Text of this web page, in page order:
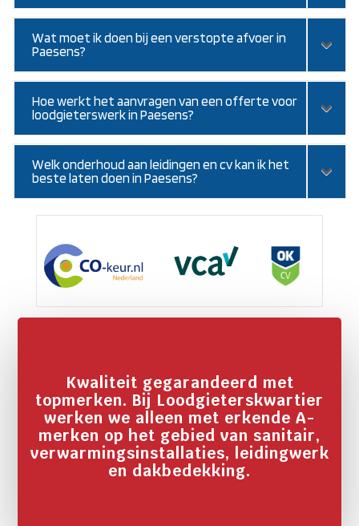
Wat moet ik doen bij een verstopte afvoer in
Paesens?
Hoe werkt het aanvragen van een offerte voor
loodgieterswerk in Paesens?
Welk onderhoud aan leidingen en cv kan ik het
beste laten doen in Paesens?
Kwaliteit gegarandeerd met
topmerken. Bij Loodgieterskwartier
werken we alleen met erkende A-
merken op het gebied van sanitair,
verwarmingsinstallaties, leidingwerk
en dakbedekking.